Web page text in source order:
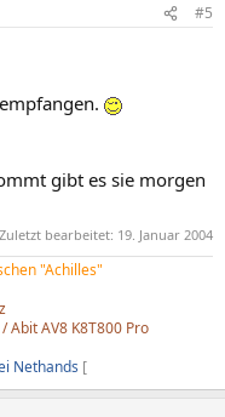
#5
gibt es sie morgen
Zuletzt bearbeitet: 19. Januar 2004
"Achilles"
Abit AV8 K8T800 Pro
Nethands [